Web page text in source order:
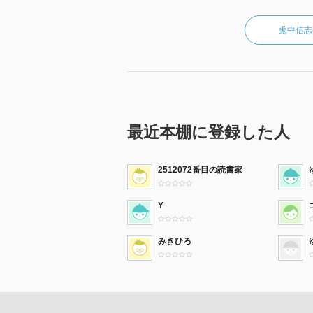
兎中信
最近本棚に登録した人
2512072番目の読書家
Y
みきひろ